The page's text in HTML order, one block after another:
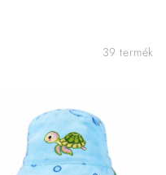
39 termék